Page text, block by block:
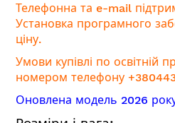
Телефонна та e-mail
Установка програмного
ціну.
Умови купівлі по освітній
номером телефону
Оновлена модель 2026